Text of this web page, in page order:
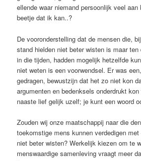
ellende waar niemand persoonlijk veel
beetje dat ik kan..?
De vooronderstelling dat de mensen die,
stand hielden niet beter wisten is maar
in die tijden, hadden mogelijk hetzelfde
niet weten is een voorwendsel. Er was
gedragen, bewustzijn dat het zo niet kon
argumenten en bedenksels onderdrukt
naaste lief gelijk uzelf; je kunt een woord
Zouden wij onze maatschappij naar die
toekomstige mens kunnen verdedigen
niet beter wisten? Werkelijk kiezen om te
menswaardige samenleving vraagt meer